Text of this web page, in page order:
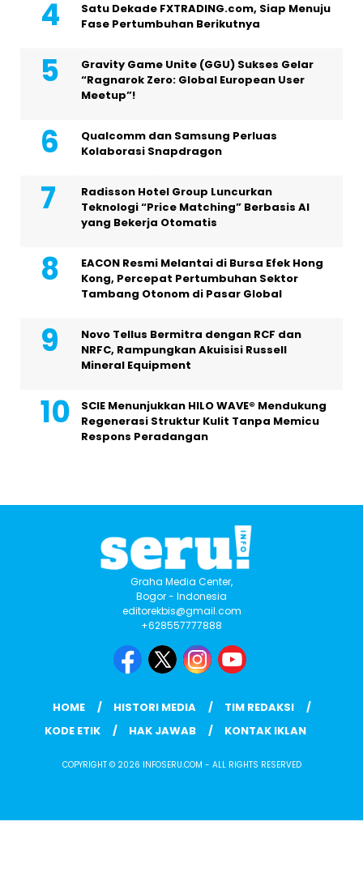
Satu Dekade FXTRADING.com, Siap Menuju
Fase Pertumbuhan Berikutnya
Gravity Game Unite (GGU) Sukses Gelar
“Ragnarok Zero: Global European User
Meetup”!
Qualcomm dan Samsung Perluas
Kolaborasi Snapdragon
Radisson Hotel Group Luncurkan
Teknologi “Price Matching” Berbasis AI
yang Bekerja Otomatis
EACON Resmi Melantai di Bursa Efek Hong
Kong, Percepat Pertumbuhan Sektor
Tambang Otonom di Pasar Global
Novo Tellus Bermitra dengan RCF dan
NRFC, Rampungkan Akuisisi Russell
Mineral Equipment
SCIE Menunjukkan HILO WAVE® Mendukung
Regenerasi Struktur Kulit Tanpa Memicu
Respons Peradangan
Graha Media Center,
Bogor - Indonesia
editorekbis@gmail.com
+628557777888
HOME HISTORI MEDIA
TIM REDAKSI
KODE ETIK
HAK JAWAB KONTAK IKLAN
COPYRIGHT © 2026 INFOSERU.COM - ALL RIGHTS RESERVED